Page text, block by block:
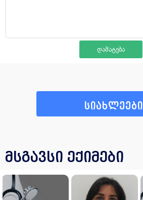
სიახლეები
მსგავსი ექიმები